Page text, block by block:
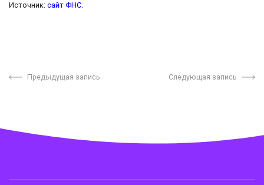
Источник: сайт ФНС.
Предыдущая запись Следующая запись